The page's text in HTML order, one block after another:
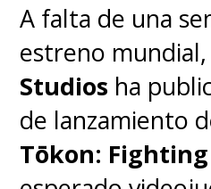
Se suma el
de Emilia Clarke
Thrones) como
"Talos"; Olivia
Crown) como la
A falta de una
estreno mundial,
Studios ha
de lanzamiento
Tōkon: Fighting